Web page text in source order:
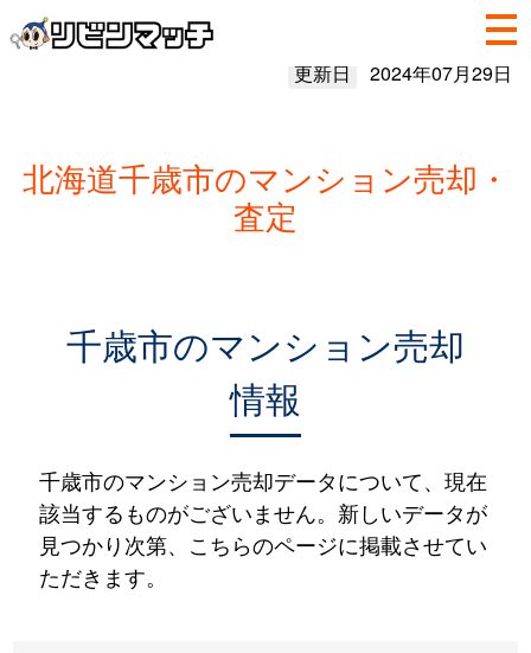
更新日 2024年07月29日
北海道千歳市のマンション売却・
査定
千歳市のマンション売却
情報
千歳市のマンション売却データについて、現在
該当するものがございません。新しいデータが
見つかり次第、こちらのページに掲載させてい
ただきます。